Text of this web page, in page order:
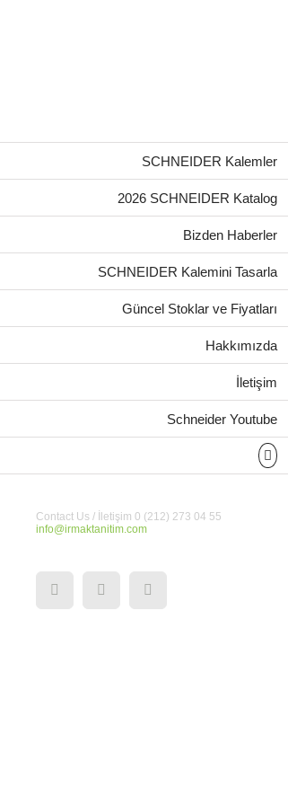
SCHNEIDER Kalemler
2026 SCHNEIDER Katalog
Bizden Haberler
SCHNEIDER Kalemini Tasarla
Güncel Stoklar ve Fiyatları
Hakkımızda
İletişim
Schneider Youtube
Contact Us / İletişim 0 (212) 273 04 55
info@irmaktanitim.com
YouTubeInstagramFacebook